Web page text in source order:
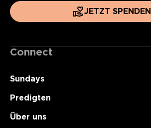
JETZT SPENDEN
Connect
Sundays
Predigten
Über uns